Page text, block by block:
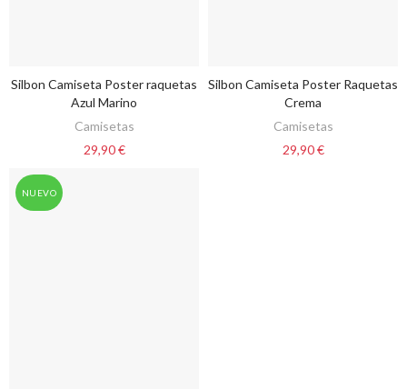
VER OPCIONES
Silbon Camiseta Poster raquetas
Azul Marino
Camisetas
29,90 €
VER OPCIONES
Silbon Camiseta Poster Raquetas
Crema
Camisetas
29,90 €
NUEVO